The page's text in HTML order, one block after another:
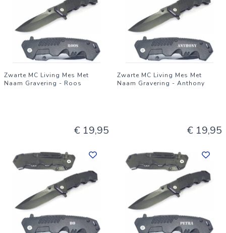
Zwarte MC Living Mes Met
Naam Gravering - Roos
€ 19,95
Zwarte MC Living Mes Met
Naam Gravering - Anthony
€ 19,95